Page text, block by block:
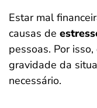
Estar mal
causas de
pessoas. Por
gravidade da
necessário.